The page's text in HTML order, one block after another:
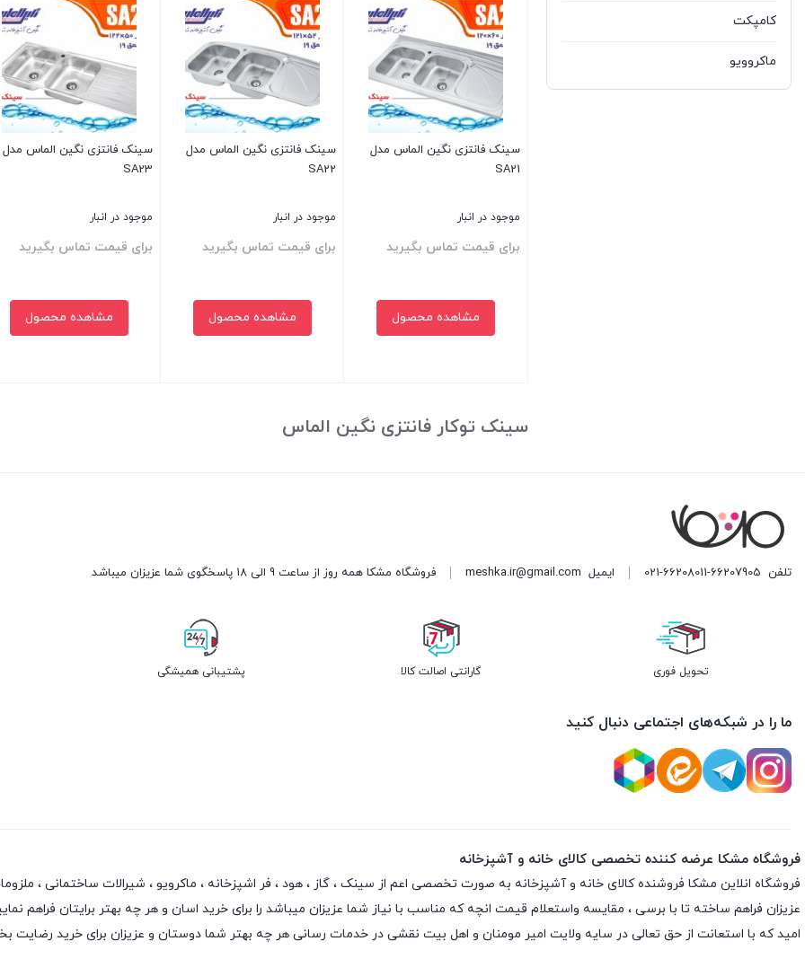
کامپکت
ماکروویو
سینک فانتزی نگین الماس مدل
SA21
موجود در انبار
برای قیمت تماس بگیرید
مشاهده محصول
سینک فانتزی نگین الماس مدل
SA22
موجود در انبار
برای قیمت تماس بگیرید
مشاهده محصول
سینک فانتزی نگین الماس مدل
SA23
موجود در انبار
برای قیمت تماس بگیرید
مشاهده محصول
سینک توکار فانتزی نگین الماس
تلفن 021-66208011-66207905 ایمیل meshka.ir@gmail.com فروشگاه مشکا همه روز از ساعت 9 الی 18 پاسخگوی شما عزیزان میباشد
تحویل فوری گارانتی اصالت کالا پشتیبانی همیشگی
ما را در شبکه‌های اجتماعی دنبال کنید
فروشگاه مشکا عرضه کننده تخصصی کالای خانه و آشپزخانه
فروشگاه انلاین مشکا فروشنده کالای خانه و آشپزخانه به صورت تخصصی اعم از سینک ، گاز ، هود ، فر اشپزخانه ، ماکرویو ، شیرالات ساختمانی ،
عزیزان فراهم ساخته تا با برسی ، مقایسه واستعلام قیمت انچه که مناسب با نیاز شما عزیزان میباشد را برای خرید اسان و هر چه بهتر برایتان فراهم
امید که با استعانت از حق تعالی در سایه ولایت امیر مومنان و اهل بیت نقشی در خدمات رسانی هر چه بهتر شما دوستان و عزیزان برای خرید